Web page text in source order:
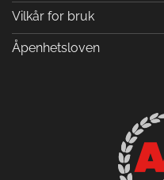
Vilkår for bruk
Åpenhetsloven